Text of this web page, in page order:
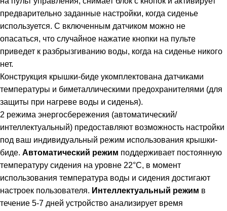
предварительно заданные настройки, когда сиденье
используется. С включенным датчиком можно не
опасаться, что случайное нажатие кнопки на пульте
приведет к разбрызгиванию воды, когда на сиденье никого
нет.
Конструкция крышки-биде укомплектована датчиками
температуры и биметаллическими предохранителями (для
защиты при нагреве воды и сиденья).
2 режима энергосбережения (автоматический/
интеллектуальный) предоставляют возможность настройки
под ваш индивидуальный режим использования крышки-
биде. Автоматический режим поддерживает постоянную
температуру сидения на уровне 22°С, в момент
использования температура воды и сидения достигают
настроек пользователя. Интеллектуальный режим в
течение 5-7 дней устройство анализирует время